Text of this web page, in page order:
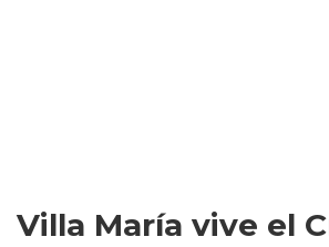
Villa María vive el